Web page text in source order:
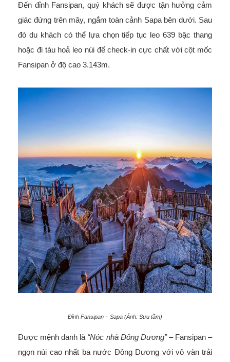
Đến đỉnh Fansipan, quý khách sẽ được tận hưởng cảm
giác đứng trên mây, ngắm toàn cảnh Sapa bên dưới. Sau
đó du khách có thể lựa chọn tiếp tục leo 639 bậc thang
hoặc đi tàu hoả leo núi để check-in cực chất với cột mốc
Fansipan ở độ cao 3.143m.
Đỉnh Fansipan – Sapa (Ảnh: Sưu tầm)
Được mệnh danh là “Nóc nhà Đông Dương” – Fansipan –
ngọn núi cao nhất ba nước Đông Dương với vô vàn trải